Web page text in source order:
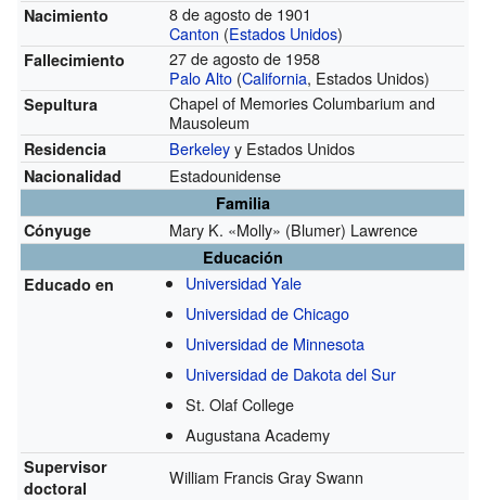
Nacimiento
8 de agosto de 1901
Canton (Estados Unidos)
Fallecimiento
27 de agosto de 1958
Palo Alto (California, Estados Unidos)
Sepultura
Chapel of Memories Columbarium and
Mausoleum
Residencia Berkeleyy Estados Unidos
Nacionalidad Estadounidense
Familia
Cónyuge
Mary K. «Molly» (Blumer) Lawrence
Educación
Educado en
Universidad Yale
Universidad de Chicago
Universidad de Minnesota
Universidad de Dakota del Sur
St. Olaf College
Augustana Academy
Supervisor
doctoral
William Francis Gray Swann